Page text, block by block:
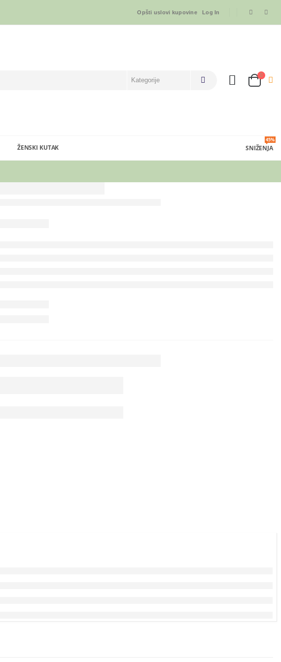
Opšti uslovi kupovine Log In
ŽENSKI KUTAK SNIŽENJA
45%